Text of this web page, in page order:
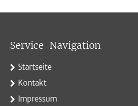
Service-Navigation
Startseite
Kontakt
Impressum